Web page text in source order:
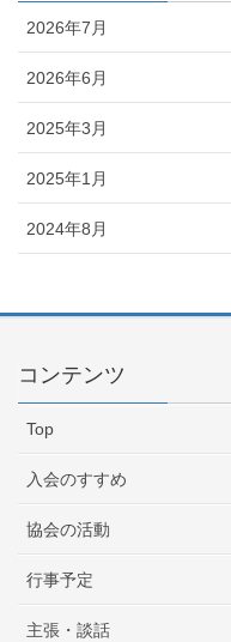
2026年7月
2026年6月
2025年3月
2025年1月
2024年8月
コンテンツ
Top
入会のすすめ
協会の活動
行事予定
主張・談話